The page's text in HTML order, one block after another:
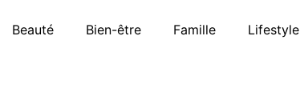
Beauté Bien-être Famille Lifestyle